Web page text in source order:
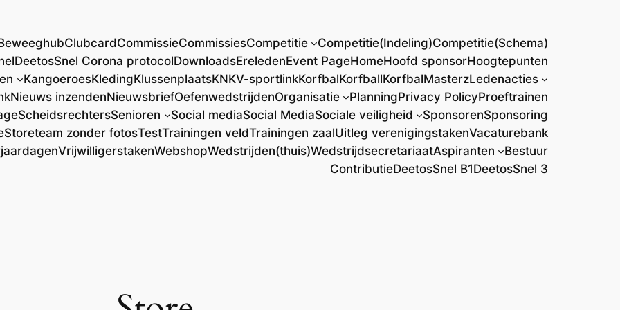
ClubcardCommissieCommissiesCompetitie Competitie(Indeling)Competitie(Schema)
DeetosSnel Corona protocolDownloadsEreledenEvent PageHomeHoofd sponsorHoogtepunten
KangoeroesKledingKlussenplaatsKNKV-sportlinkKorfbalKorfballKorfbalMasterzLedenacties
Nieuws inzendenNieuwsbriefOefenwedstrijdenOrganisatie PlanningPrivacy PolicyProeftrainen
ScheidsrechtersSenioren Social mediaSocial MediaSociale veiligheid SponsorenSponsoring
Storeteam zonder fotosTestTrainingen veldTrainingen zaalUitleg verenigingstakenVacaturebank
VrijwilligerstakenWebshopWedstrijden(thuis)WedstrijdsecretariaatAspiranten
Bestuur
ContributieDeetosSnel B1DeetosSnel 3